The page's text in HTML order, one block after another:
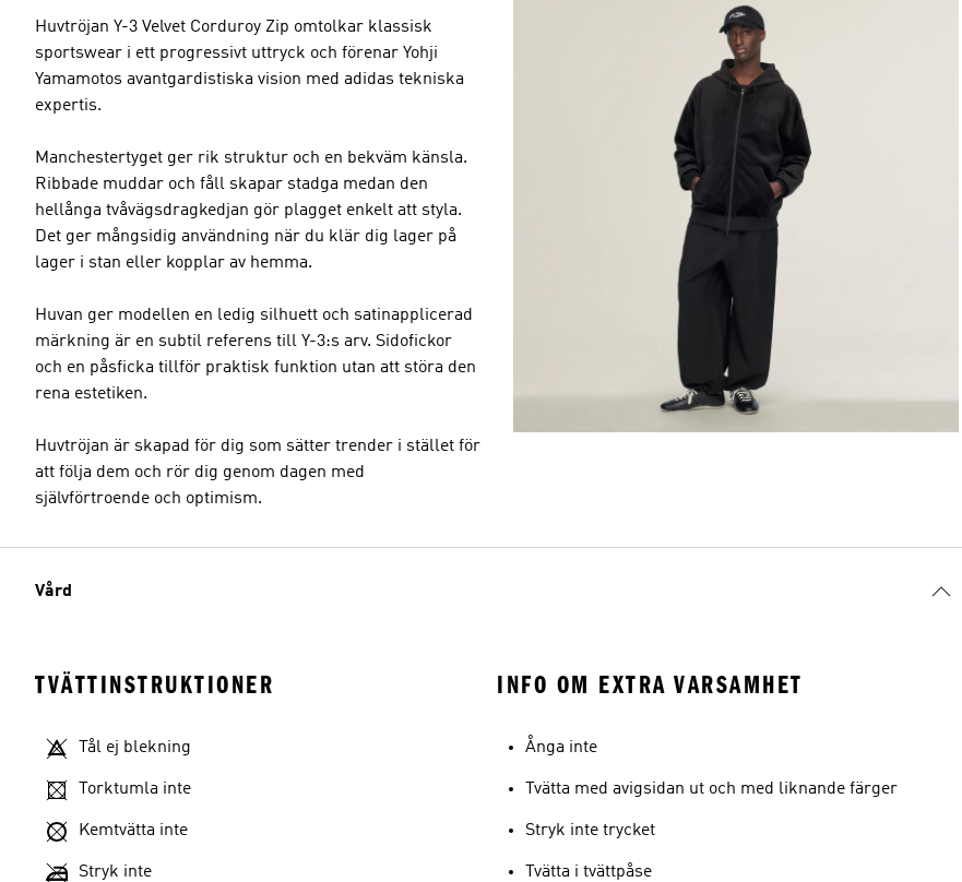
Huvtröjan Y-3 Velvet Corduroy Zip omtolkar klassisk
sportswear i ett progressivt uttryck och förenar Yohji
Yamamotos avantgardistiska vision med adidas tekniska
expertis.
Manchestertyget ger rik struktur och en bekväm känsla.
Ribbade muddar och fåll skapar stadga medan den
hellånga tvåvägsdragkedjan gör plagget enkelt att styla.
Det ger mångsidig användning när du klär dig lager på
lager i stan eller kopplar av hemma.
Huvan ger modellen en ledig silhuett och satinapplicerad
märkning är en subtil referens till Y-3:s arv. Sidofickor
och en påsficka tillför praktisk funktion utan att störa den
rena estetiken.
Huvtröjan är skapad för dig som sätter trender i stället för
att följa dem och rör dig genom dagen med
självförtroende och optimism.
Vård
TVÄTTINSTRUKTIONER
Tål ej blekning
Torktumla inte
Kemtvätta inte
Stryk inte
INFO OM EXTRA VARSAMHET
Ånga inte
Tvätta med avigsidan ut och med liknande färger
Stryk inte trycket
Tvätta i tvättpåse